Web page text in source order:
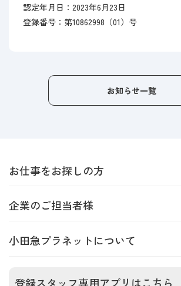
認定年月日：2023年6月23日
登録番号：第10862998（01）号
お知らせ一覧
登録スタッフ専用アプリはこちら
お仕事をお探しの方
企業のご担当者様
小田急プラネットについて